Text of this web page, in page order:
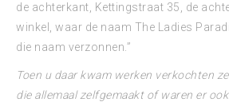
de achterkant, Kettingstraat 35, de
winkel, waar de naam The Ladies
die naam verzonnen.”
Toen u daar kwam werken verkochten
die allemaal zelfgemaakt of waren er